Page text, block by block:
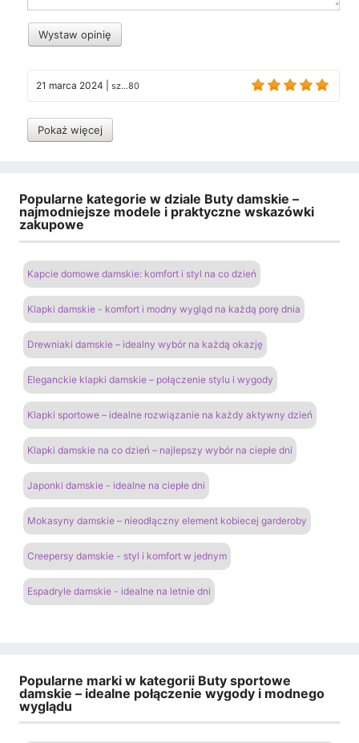
Wystaw opinię
21 marca 2024 sz...80
Pokaż więcej
Popularne kategorie w dziale Buty damskie –
najmodniejsze modele i praktyczne wskazówki
zakupowe
Kapcie domowe damskie: komfort i styl na co dzień
Klapki damskie - komfort i modny wygląd na każdą porę dnia
Drewniaki damskie – idealny wybór na każdą okazję
Eleganckie klapki damskie – połączenie stylu i wygody
Klapki sportowe – idealne rozwiązanie na każdy aktywny dzień
Klapki damskie na co dzień – najlepszy wybór na ciepłe dni
Japonki damskie - idealne na ciepłe dni
Mokasyny damskie – nieodłączny element kobiecej garderoby
Creepersy damskie - styl i komfort w jednym
Espadryle damskie - idealne na letnie dni
Popularne marki w kategorii Buty sportowe
damskie – idealne połączenie wygody i modnego
wyglądu